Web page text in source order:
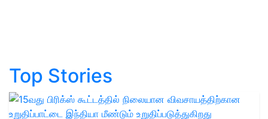
Top Stories